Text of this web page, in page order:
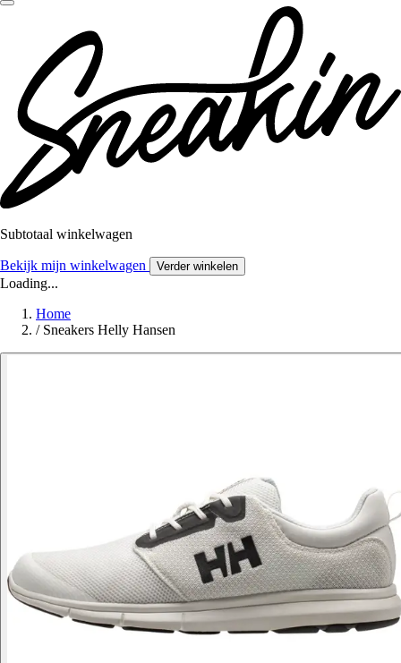
Subtotaal winkelwagen
Bekijk mijn winkelwagen Verder winkelen
Loading...
Home
/ Sneakers Helly Hansen